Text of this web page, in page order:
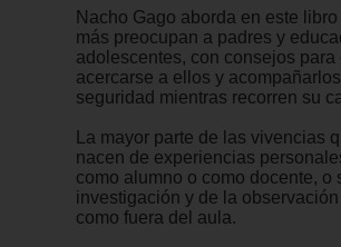
Nacho Gago aborda en este
más preocupan a padres y
adolescentes, con consejos para
acercarse a ellos y
seguridad mientras recorren su
La mayor parte de las vivencias
nacen de experiencias
como alumno o como docente, o
investigación y de la
como fuera del aula.